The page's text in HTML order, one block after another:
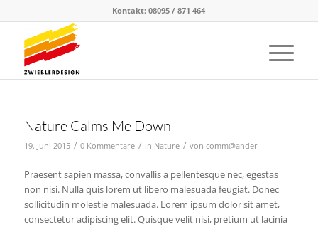
Kontakt: 08095 / 871 464
Nature Calms Me Down
19. Juni 2015 / 0 Kommentare / in Nature / von comm@ander
Praesent sapien massa, convallis a pellentesque nec, egestas
non nisi. Nulla quis lorem ut libero malesuada feugiat. Donec
sollicitudin molestie malesuada. Lorem ipsum dolor sit amet,
consectetur adipiscing elit. Quisque velit nisi, pretium ut lacinia